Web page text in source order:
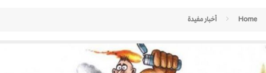
Home أخبار مفيدة